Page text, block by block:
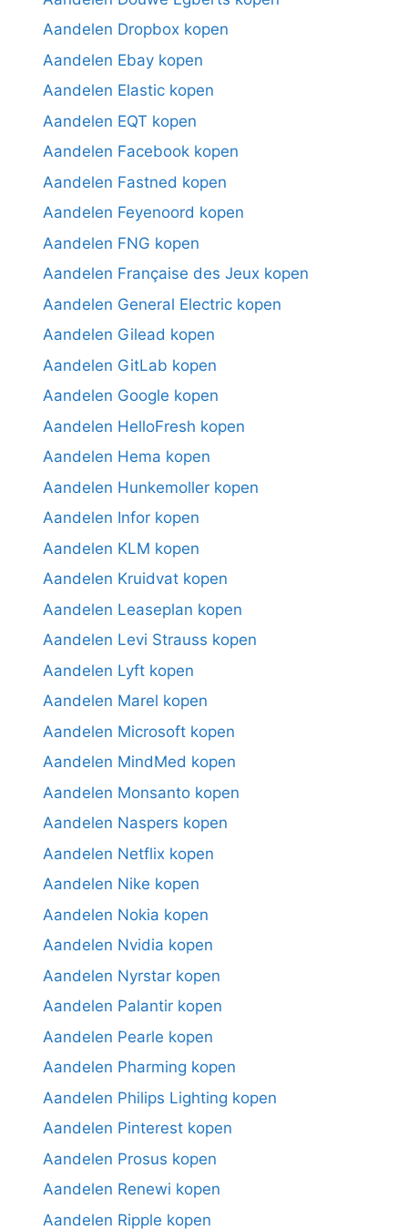
Aandelen Dropbox kopen
Aandelen Ebay kopen
Aandelen Elastic kopen
Aandelen EQT kopen
Aandelen Facebook kopen
Aandelen Fastned kopen
Aandelen Feyenoord kopen
Aandelen FNG kopen
Aandelen Française des Jeux kopen
Aandelen General Electric kopen
Aandelen Gilead kopen
Aandelen GitLab kopen
Aandelen Google kopen
Aandelen HelloFresh kopen
Aandelen Hema kopen
Aandelen Hunkemoller kopen
Aandelen Infor kopen
Aandelen KLM kopen
Aandelen Kruidvat kopen
Aandelen Leaseplan kopen
Aandelen Levi Strauss kopen
Aandelen Lyft kopen
Aandelen Marel kopen
Aandelen Microsoft kopen
Aandelen MindMed kopen
Aandelen Monsanto kopen
Aandelen Naspers kopen
Aandelen Netflix kopen
Aandelen Nike kopen
Aandelen Nokia kopen
Aandelen Nvidia kopen
Aandelen Nyrstar kopen
Aandelen Palantir kopen
Aandelen Pearle kopen
Aandelen Pharming kopen
Aandelen Philips Lighting kopen
Aandelen Pinterest kopen
Aandelen Prosus kopen
Aandelen Renewi kopen
Aandelen Ripple kopen